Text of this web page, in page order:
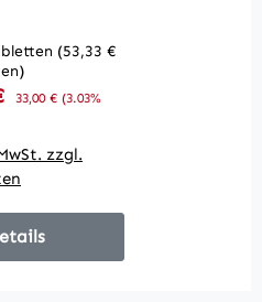
(53,33 €
Regulärer Preis:
33,00 € (3.03%
zzgl.